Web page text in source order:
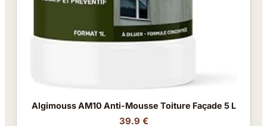
Algimouss AM10 Anti-Mousse Toiture Façade 5 L
39.9 €